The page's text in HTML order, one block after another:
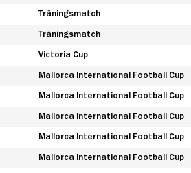
Träningsmatch
Träningsmatch
Victoria Cup
Mallorca International Football Cup
Mallorca International Football Cup
Mallorca International Football Cup
Mallorca International Football Cup
Mallorca International Football Cup